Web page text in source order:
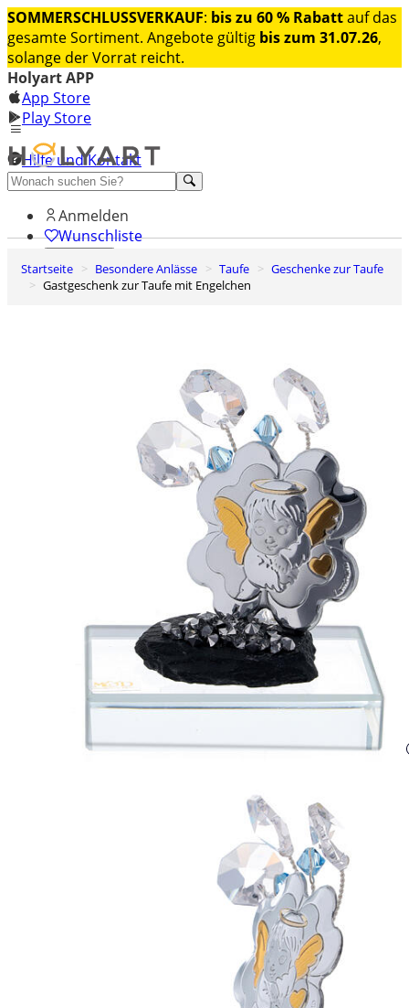
SOMMERSCHLUSSVERKAUF: bis zu 60 % Rabattauf das
gesamte Sortiment. Angebote gültig bis zum 31.07.26,
solange der Vorrat reicht.
Holyart APP
App Store
Play Store
Hilfe und Kontakt
Entdecken Sie Premium
Anmelden
Wunschliste
0
Warenkorb
Startseite Besondere Anlässe Taufe
Geschenke zur Taufe
Gastgeschenk zur Taufe mit Engelchen